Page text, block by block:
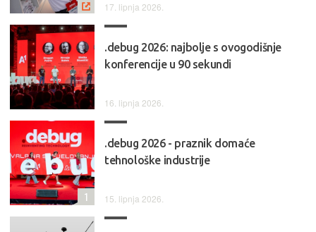
17. lipnja 2026.
.debug 2026: najbolje s ovogodišnje
konferencije u 90 sekundi
16. lipnja 2026.
.debug 2026 - praznik domaće
tehnološke industrije
15. lipnja 2026.
1